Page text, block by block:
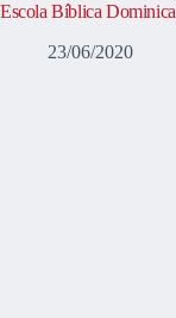
Escola Bíblica
23/06/2020